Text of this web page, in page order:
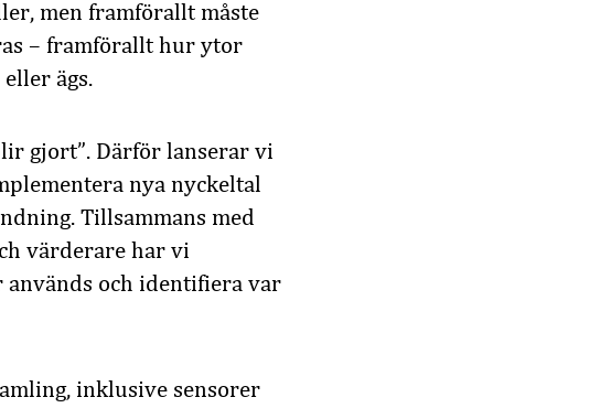
men framförallt måste
– framförallt hur ytor
ägs.
gjort”. Därför lanserar vi
nya nyckeltal
Tillsammans med
värderare har vi
och identifiera var
inklusive sensorer